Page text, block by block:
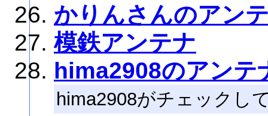
かりんさんのアン
模鉄アンテナ
hima2908のアンテ
hima2908がチェックし